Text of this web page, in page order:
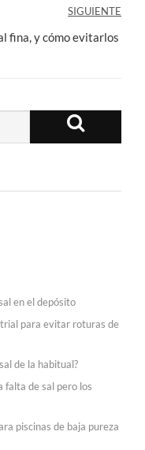
SIGUIENTE
fina, y cómo evitarlos
en el depósito
para evitar roturas de
de la habitual?
falta de sal pero los
piscinas de baja pureza